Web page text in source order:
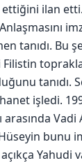
ettiğini ilan
tanıdı. Bu
tanıdı.
işledi.
arasında Vadi
bunu
Yahudi